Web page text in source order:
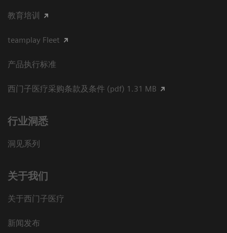
教育培训
teamplay Fleet
产品执行标准
西门子医疗采购条款及条件 (pdf) 1.31 MB
行业洞悉
洞见系列
关于我们
关于西门子医疗
新闻发布